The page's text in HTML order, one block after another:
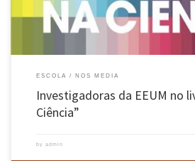
ESCOLA NOS MEDIA
Investigadoras da EEUM no
Ciência”
by admin